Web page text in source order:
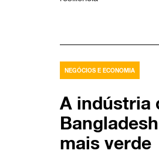
NEGÓCIOS E ECONOMIA
A indústria
mais verde